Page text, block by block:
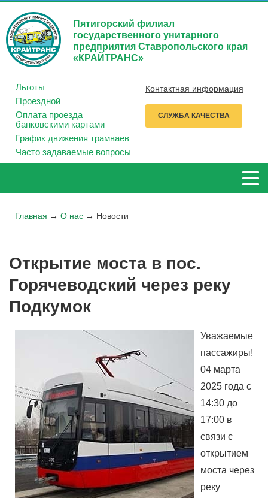
Пятигорский филиал
государственного унитарного
предприятия Ставропольского края
«КРАЙТРАНС»
Льготы
Проездной
Оплата проезда
банковскими картами
График движения трамваев
Часто задаваемые вопросы
Контактная информация
СЛУЖБА КАЧЕСТВА
Главная → О нас → Новости
Открытие моста в пос.
Горячеводский через реку
Подкумок
Уважаемые
пассажиры!
04 марта
2025 года с
14:30 до
17:00 в
связи с
открытием
моста через
реку